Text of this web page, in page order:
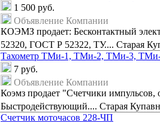
1 500 руб.
Объявление Компании
КОЭМЗ продает: Бесконтактный
52320, ГОСТ Р 52322, ТУ.... Старая
Тахометр ТМи-1, ТМи-2, ТМи-3,
7 руб.
Объявление Компании
Коэмз продает "Счетчики
Быстродействующий.... Старая
Счетчик моточасов 228-ЧП